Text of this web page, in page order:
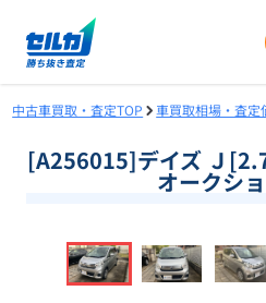
中古車買取・査定TOP 車買取相場・査
[A256015]デイズ Ｊ
オークシ